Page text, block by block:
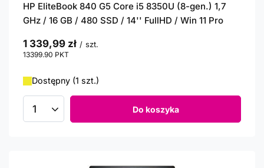
HP EliteBook 840 G5 Core i5 8350U (8-gen.) 1,7
GHz / 16 GB / 480 SSD / 14'' FullHD / Win 11 Pro
1 339,99 zł / szt.
13399.90 PKT
Dostępny (1 szt.)
Ilość produktów Do koszyka